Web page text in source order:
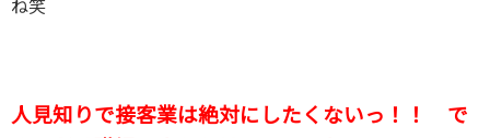
ね笑
人見知りで接客業は絶対にしたくないっ！！ で